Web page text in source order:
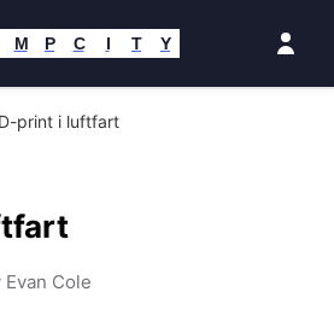
M P C I T Y
print i luftfart
Evan Cole